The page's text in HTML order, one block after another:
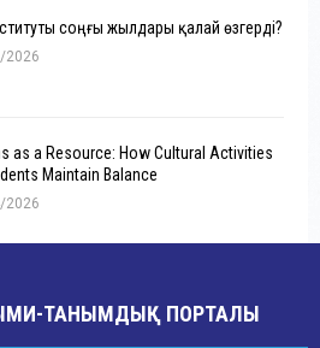
соңғы жылдары қалай өзгерді?
2026
as a Resource: How Cultural Activities
Maintain Balance
2026
ТАНЫМДЫҚ ПОРТАЛЫ